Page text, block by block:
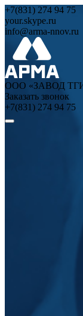
+7(831) 274 94 75
your.skype.ru
info@arma-nnov.ru
ООО «ЗАВОД
Заказать звонок
+7(831) 274 94 75